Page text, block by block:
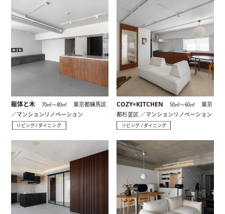
躯体と木 70㎡〜80㎡
東京都練馬区
／マンションリノベーション
リビング / ダイニング
COZY×KITCHEN 50㎡〜60㎡
東京
都杉並区 ／マンションリノベーション
リビング / ダイニング